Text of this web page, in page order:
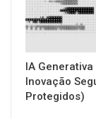
IA
Inovação
Protegidos)